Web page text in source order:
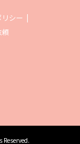
シー
Reserved.